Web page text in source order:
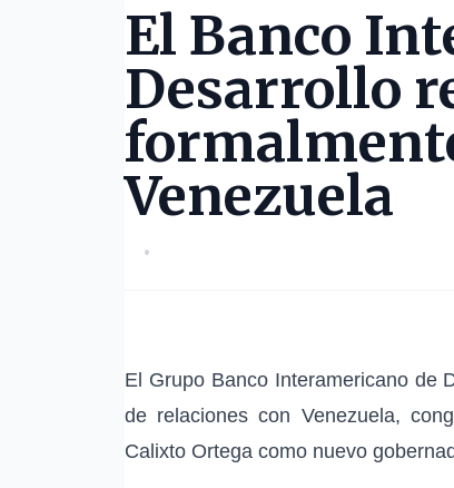
El Banco
Desarrollo
Venezuela
•
El Grupo Banco Interamericano de
de relaciones con Venezuela,
Calixto Ortega como nuevo